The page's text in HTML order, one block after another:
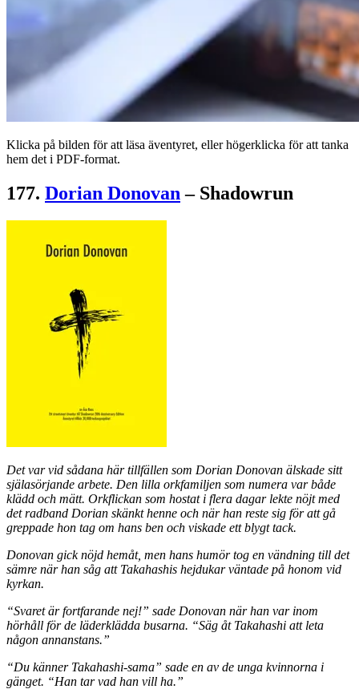
Klicka på bilden för att läsa äventyret, eller högerklicka för att tanka
hem det i PDF-format.
177. Dorian Donovan – Shadowrun
Det var vid sådana här tillfällen som Dorian Donovan älskade sitt
själasörjande arbete. Den lilla orkfamiljen som numera var både
klädd och mätt. Orkflickan som hostat i flera dagar lekte nöjt med
det radband Dorian skänkt henne och när han reste sig för att gå
greppade hon tag om hans ben och viskade ett blygt tack.
Donovan gick nöjd hemåt, men hans humör tog en vändning till det
sämre när han såg att Takahashis hejdukar väntade på honom vid
kyrkan.
“Svaret är fortfarande nej!” sade Donovan när han var inom
hörhåll för de läderklädda busarna. “Säg åt Takahashi att leta
någon annanstans.”
“Du känner Takahashi-sama” sade en av de unga kvinnorna i
gänget. “Han tar vad han vill ha.”